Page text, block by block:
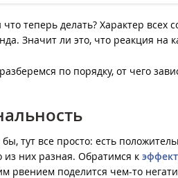
что теперь делать? Характер
Значит ли это, что реакция
по порядку, от чего
бы, тут все просто: есть
из них разная. Обратимся к
рвением поделится чем-то